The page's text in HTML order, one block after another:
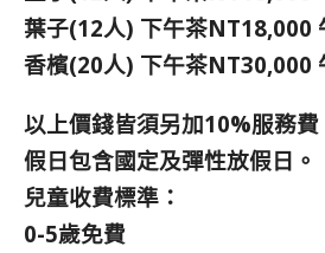
葉子(12人) 下午茶NT18,000
香檳(20人) 下午茶NT30,000
以上價錢皆須另加10%服務費
假日包含國定及彈性放假日。
兒童收費標準：
0-5歲免費